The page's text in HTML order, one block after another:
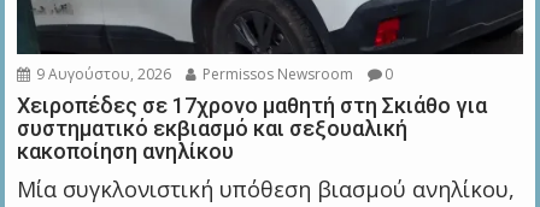
9 Αυγούστου, 2026 Permissos Newsroom 0
Χειροπέδες σε 17χρονο μαθητή στη Σκιάθο για
συστηματικό εκβιασμό και σεξουαλική
κακοποίηση ανηλίκου
Μία συγκλονιστική υπόθεση βιασμού ανηλίκου,